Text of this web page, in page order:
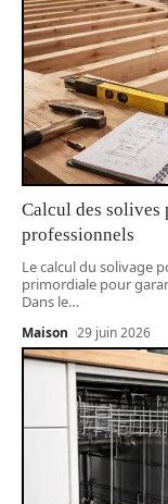
Calcul des solives
professionnels
Le calcul du solivage
primordiale pour
Dans le…
Maison 29 juin 2026